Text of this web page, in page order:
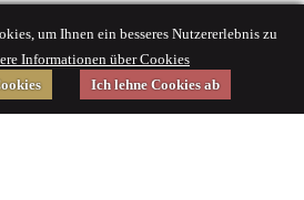
um Ihnen ein besseres Nutzererlebnis zu
Informationen über Cookies
Ich lehne Cookies ab